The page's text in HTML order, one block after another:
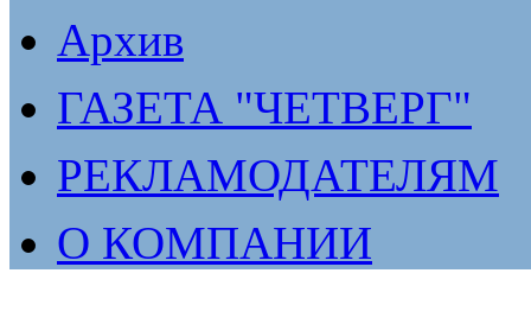
Архив
ГАЗЕТА "ЧЕТВЕРГ"
РЕКЛАМОДАТЕЛЯМ
О КОМПАНИИ